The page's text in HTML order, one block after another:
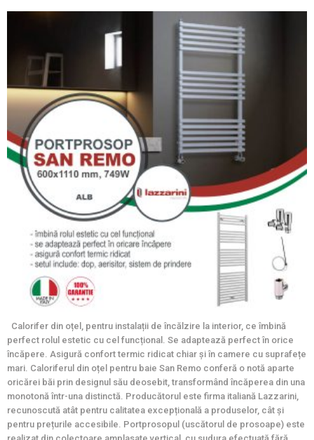
Calorifer din oțel, pentru instalații de încălzire la interior, ce îmbină
perfect rolul estetic cu cel funcțional. Se adaptează perfect în orice
încăpere. Asigură confort termic ridicat chiar și în camere cu suprafețe
mari. Caloriferul din oțel pentru baie San Remo conferă o notă aparte
oricărei băi prin designul său deosebit, transformând încăperea din una
monotonă într-una distinctă. Producătorul este firma italiană Lazzarini,
recunoscută atât pentru calitatea excepțională a produselor, cât și
pentru prețurile accesibile. Portprosopul (uscătorul de prosoape) este